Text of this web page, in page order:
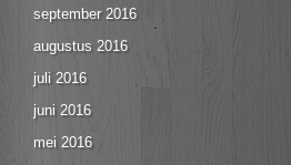
september 2016
augustus 2016
juli 2016
juni 2016
mei 2016